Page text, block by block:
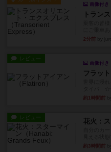
画像付き
トラン
2分前
レビュー
画像付き
フラッ
約1時間前
レビュー 花火：
約3時間前